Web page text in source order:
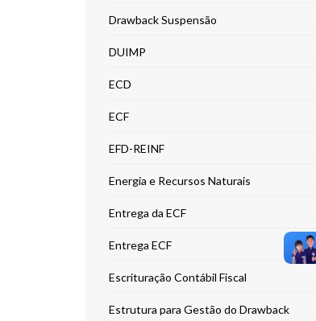
Drawback Suspensão
DUIMP
ECD
ECF
EFD-REINF
Energia e Recursos Naturais
Entrega da ECF
Entrega ECF
Escrituração Contábil Fiscal
Estrutura para Gestão do Drawback